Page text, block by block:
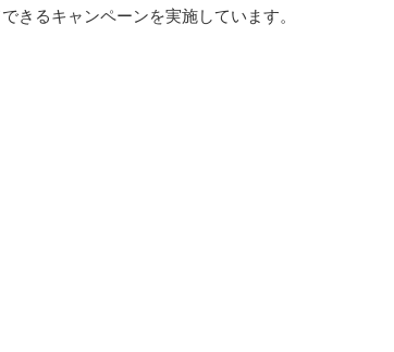
きるキャンペーンを実施しています。